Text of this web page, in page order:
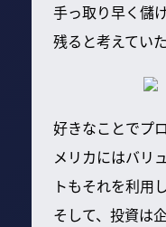
手っ取り早く儲
残ると考えていた
好きなことでプ
メリカにはバリ
トもそれを利用
そして、投資は